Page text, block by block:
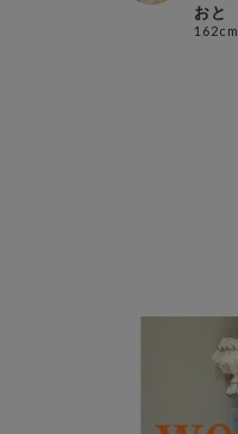
おと
162cm